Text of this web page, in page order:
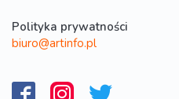
Polityka prywatności
biuro@artinfo.pl